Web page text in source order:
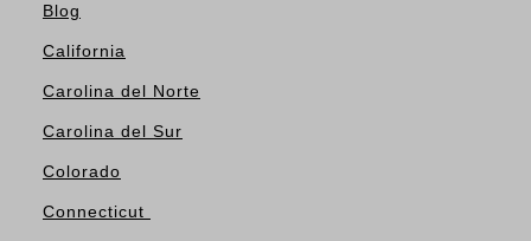
Blog
California
Carolina del Norte
Carolina del Sur
Colorado
Connecticut